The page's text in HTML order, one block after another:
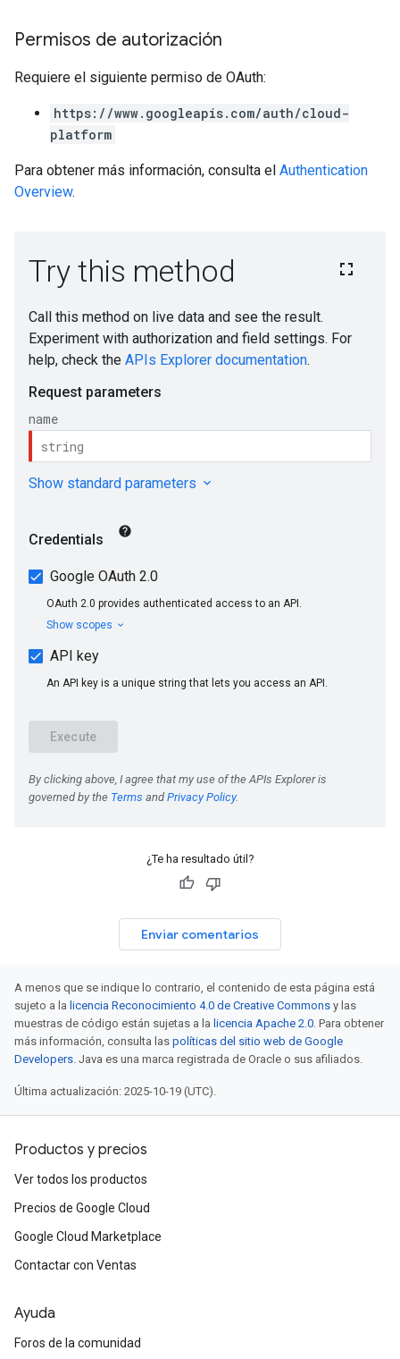
Permisos de autorización
Requiere el siguiente permiso de OAuth:
https://www.googleapis.com/auth/cloud-
platform
Para obtener más información, consulta el Authentication
Overview.
¿Te ha resultado útil?
Enviar comentarios
A menos que se indique lo contrario, el contenido de esta página está
sujeto a la licencia Reconocimiento 4.0 de Creative Commons y las
muestras de código están sujetas a la licencia Apache 2.0. Para obtener
más información, consulta las políticas del sitio web de Google
Developers. Java es una marca registrada de Oracle o sus afiliados.
Última actualización: 2025-10-19 (UTC).
Productos y precios
Ver todos los productos
Precios de Google Cloud
Google Cloud Marketplace
Contactar con Ventas
Ayuda
Foros de la comunidad